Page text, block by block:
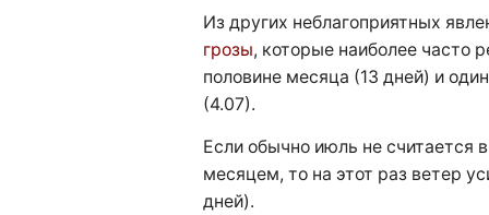
Из других неблагоприятных
грозы, которые наиболее часто
половине месяца (13 дней) и
(4.07).
Если обычно июль не считается
месяцем, то на этот раз ветер
дней).